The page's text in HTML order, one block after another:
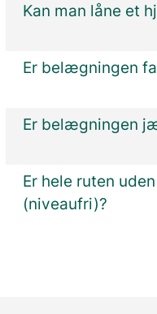
Kan man låne et
Er belægningen
Er belægningen
Er hele ruten
(niveaufri)?